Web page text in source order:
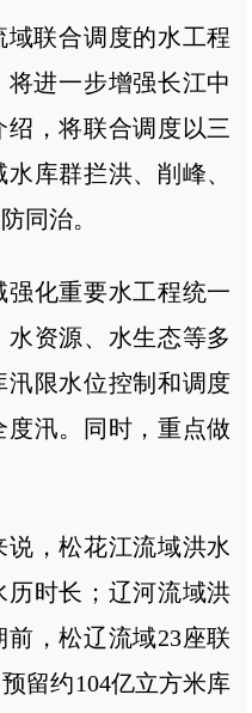
联合调度的水工程
将进一步增强长江中
，将联合调度以三
库群拦洪、削峰、
同治。
化重要水工程统一
资源、水生态等多
限水位控制和调度
汛。同时，重点做
，松花江流域洪水
时长；辽河流域洪
，松辽流域23座联
留约104亿立方米库